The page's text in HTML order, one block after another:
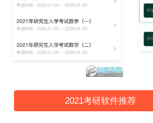
2021考研软件推荐